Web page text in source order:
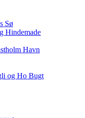
Sø
Hindemade
Havn
og Ho Bugt